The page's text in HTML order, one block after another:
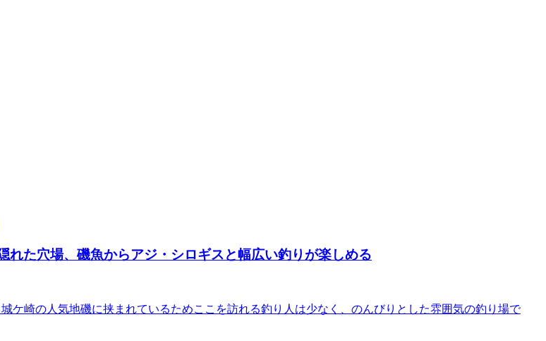
た穴場、磯魚からアジ・シロギスと幅広い釣りが楽しめる
ケ崎の人気地磯に挟まれているためここを訪れる釣り人は少なく、のんびりとした雰囲気の釣り場で